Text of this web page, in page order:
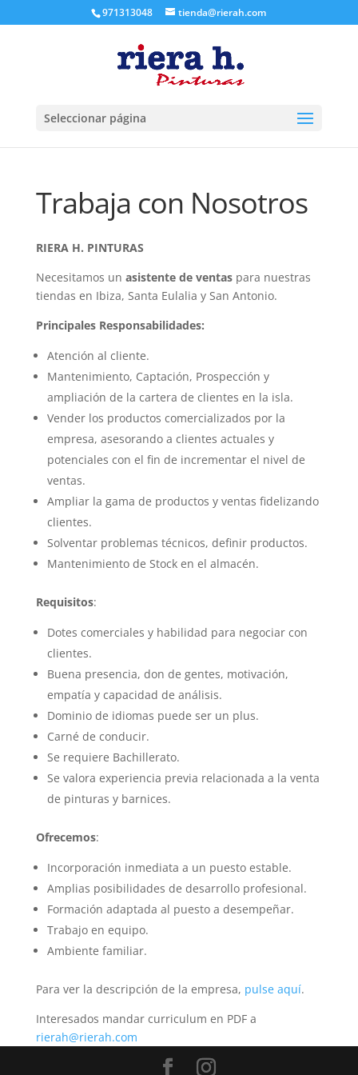
971313048 tienda@rierah.com
Seleccionar página
Trabaja con Nosotros
RIERA H. PINTURAS
Necesitamos un asistente de ventaspara nuestras
tiendas en Ibiza, Santa Eulalia y San Antonio.
Principales Responsabilidades:
Atención al cliente.
Mantenimiento, Captación, Prospección y
ampliación de la cartera de clientes en la isla.
Vender los productos comercializados por la
empresa, asesorando a clientes actuales y
potenciales con el fin de incrementar el nivel de
ventas.
Ampliar la gama de productos y ventas fidelizando
clientes.
Solventar problemas técnicos, definir productos.
Mantenimiento de Stock en el almacén.
Requisitos:
Dotes comerciales y habilidad para negociar con
clientes.
Buena presencia, don de gentes, motivación,
empatía y capacidad de análisis.
Dominio de idiomas puede ser un plus.
Carné de conducir.
Se requiere Bachillerato.
Se valora experiencia previa relacionada a la venta
de pinturas y barnices.
Ofrecemos:
Incorporación inmediata a un puesto estable.
Amplias posibilidades de desarrollo profesional.
Formación adaptada al puesto a desempeñar.
Trabajo en equipo.
Ambiente familiar.
Para ver la descripción de la empresa, pulse aquí.
Interesados mandar curriculum en PDF a
rierah@rierah.com